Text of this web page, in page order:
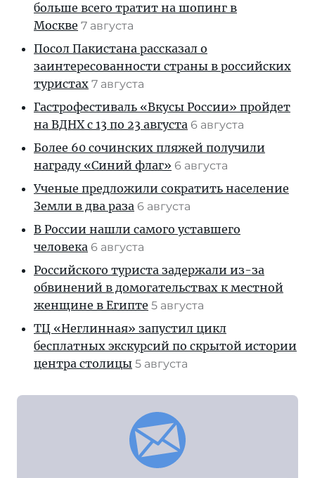
больше всего тратит на шопинг в
Москве 7 августа
Посол Пакистана рассказал о
заинтересованности страны в российских
туристах 7 августа
Гастрофестиваль «Вкусы России» пройдет
на ВДНХ с 13 по 23 августа 6 августа
Более 60 сочинских пляжей получили
награду «Синий флаг» 6 августа
Ученые предложили сократить население
Земли в два раза 6 августа
В России нашли самого уставшего
человека 6 августа
Российского туриста задержали из-за
обвинений в домогательствах к местной
женщине в Египте 5 августа
ТЦ «Неглинная» запустил цикл
бесплатных экскурсий по скрытой истории
центра столицы 5 августа